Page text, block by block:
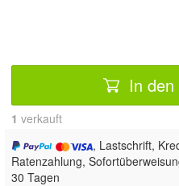
In
1 verkauft
, Lastschrift,
Ratenzahlung,
30 Tagen